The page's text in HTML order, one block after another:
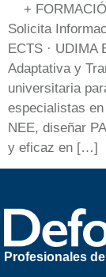
+
Solicita
ECTS · UDIMA
Adaptativa y
universitaria
especialistas
NEE, diseñar
y eficaz en […]
Profesionales